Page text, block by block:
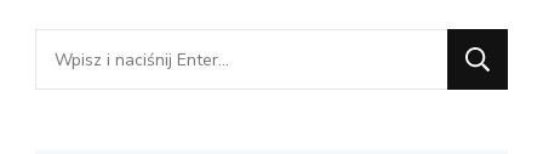
Szukasz
czegoś?